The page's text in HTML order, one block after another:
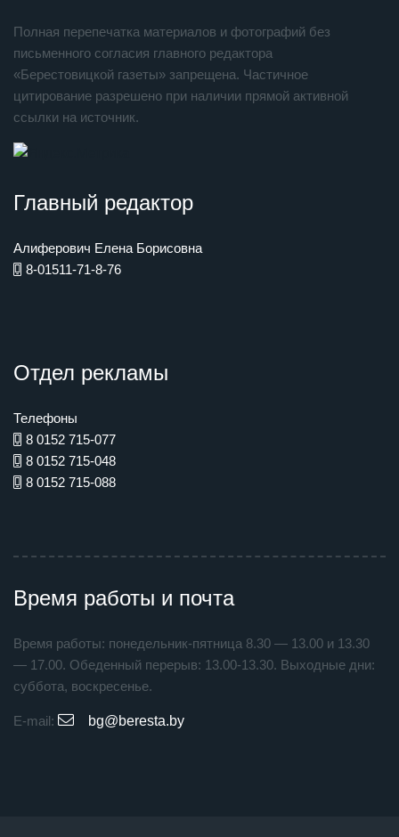
Полная перепечатка материалов и фотографий без
письменного согласия главного редактора
«Берестовицкой газеты» запрещена. Частичное
цитирование разрешено при наличии прямой активной
ссылки на источник.
Главный редактор
Алиферович Елена Борисовна
8-01511-71-8-76
Отдел рекламы
Телефоны
8 0152 715-077
8 0152 715-048
8 0152 715-088
Время работы и почта
Время работы: понедельник-пятница 8.30 — 13.00 и 13.30
— 17.00. Обеденный перерыв: 13.00-13.30. Выходные дни:
суббота, воскресенье.
E-mail: bg@beresta.by